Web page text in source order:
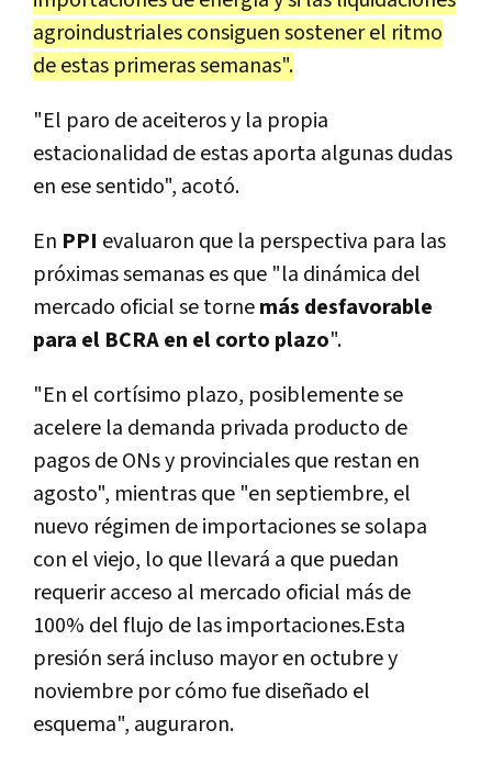
agroindustriales consiguen sostener el ritmo
de estas primeras semanas".
"El paro de aceiteros y la propia
estacionalidad de estas aporta algunas dudas
en ese sentido", acotó.
En PPI evaluaron que la perspectiva para las
próximas semanas es que "la dinámica del
mercado oficial se tornemás desfavorable
para el BCRA en el corto plazo".
"En el cortísimo plazo, posiblemente se
acelere la demanda privada producto de
pagos de ONs y provinciales que restan en
agosto", mientras que "en septiembre, el
nuevo régimen de importaciones se solapa
con el viejo, lo que llevará a que puedan
requerir acceso al mercado oficial más de
100% del flujo de las importaciones.Esta
presión será incluso mayor en octubre y
noviembre por cómo fue diseñado el
esquema", auguraron.